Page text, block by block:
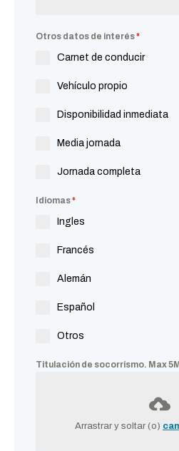
Otros datos de interés*
Carnet de conducir
Vehículo propio
Disponibilidad inmediata
Media jornada
Jornada completa
Idiomas*
Ingles
Francés
Alemán
Español
Otros
Titulación de socorrismo. Max
Arrastrar y soltar (o)